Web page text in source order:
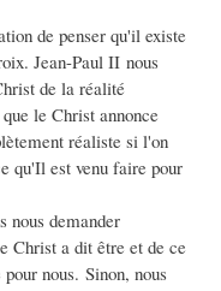
de penser qu'il existe
Jean-Paul II nous
de la réalité
le Christ annonce
réaliste si l'on
qu'Il est venu faire pour
nous demander
Christ a dit être et de ce
nous. Sinon, nous